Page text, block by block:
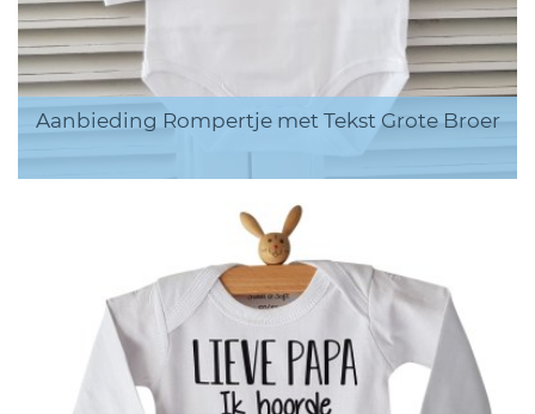
Aanbieding Rompertje met Tekst Grote Broer